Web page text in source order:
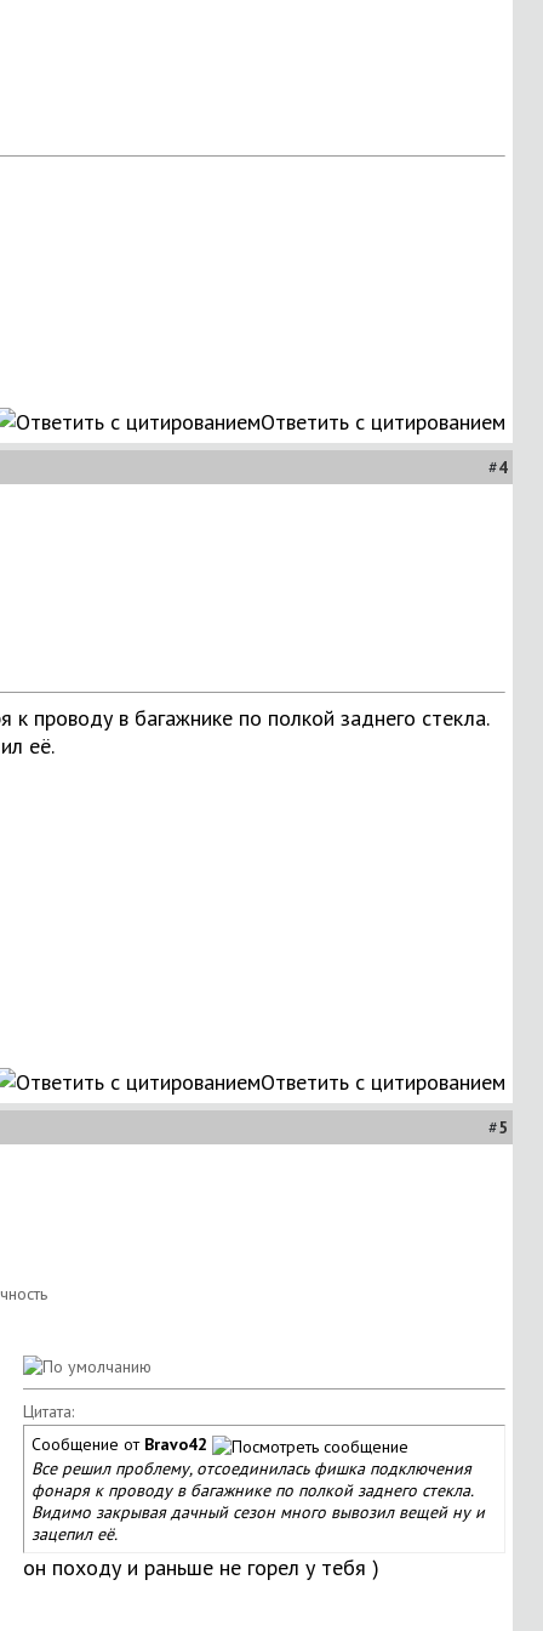
Ответить с цитированием
#4
проводу в багажнике по полкой заднего стекла.
её.
Ответить с цитированием
#5
Цитата:
Сообщение от Bravo42
Все решил проблему, отсоединилась фишка подключения
фонаря к проводу в багажнике по полкой заднего стекла.
Видимо закрывая дачный сезон много вывозил вещей ну и
зацепил её.
он походу и раньше не горел у тебя )